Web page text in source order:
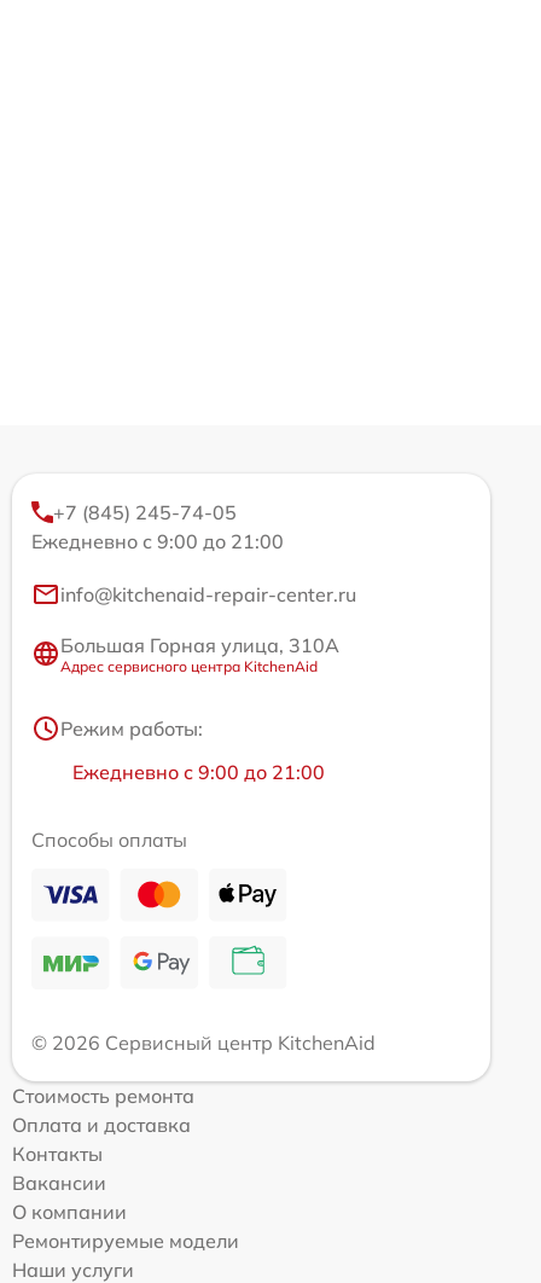
+7 (845) 245-74-05
Ежедневно с 9:00 до 21:00
info@kitchenaid-repair-center.ru
Большая Горная улица, 310А
Адрес сервисного центра KitchenAid
Режим работы:
Ежедневно с 9:00 до 21:00
Способы оплаты
© 2026 Сервисный центр KitchenAid
Стоимость ремонта
Оплата и доставка
Контакты
Вакансии
О компании
Ремонтируемые модели
Наши услуги